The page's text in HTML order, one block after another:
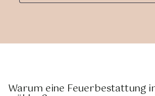
Warum eine Feuerbestattung